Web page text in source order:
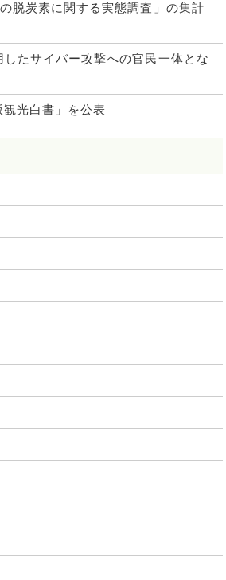
脱炭素に関する実態調査」の集計
たサイバー攻撃への官民一体とな
光白書」を公表